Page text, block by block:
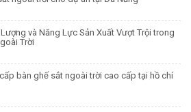
và Năng Lực Sản Xuất Vượt Trội trong
Trời
bàn ghế sắt ngoài trời cao cấp tại hồ chí